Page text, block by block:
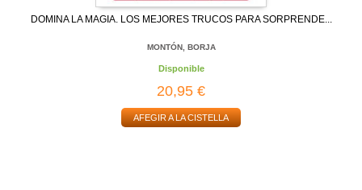
DOMINA LA MAGIA. LOS MEJORES TRUCOS PARA SORPRENDE...
MONTÓN, BORJA
Disponible
20,95 €
AFEGIR A LA CISTELLA